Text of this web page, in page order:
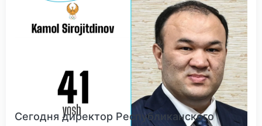
Сегодня директор Республиканского